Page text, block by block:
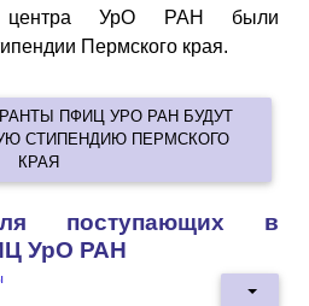
центра УрО РАН были
Пермского края.
ПФИЦ УРО РАН БУДУТ
СТИПЕНДИЮ ПЕРМСКОГО
КРАЯ
поступающих в
УрО РАН